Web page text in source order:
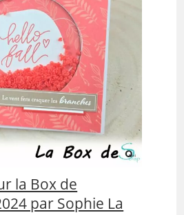
la Box de
par Sophie La